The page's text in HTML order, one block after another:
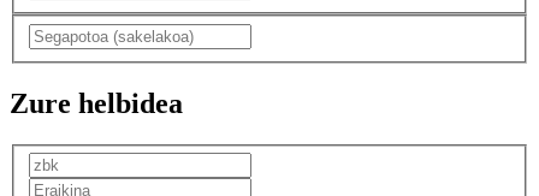
Zure helbidea